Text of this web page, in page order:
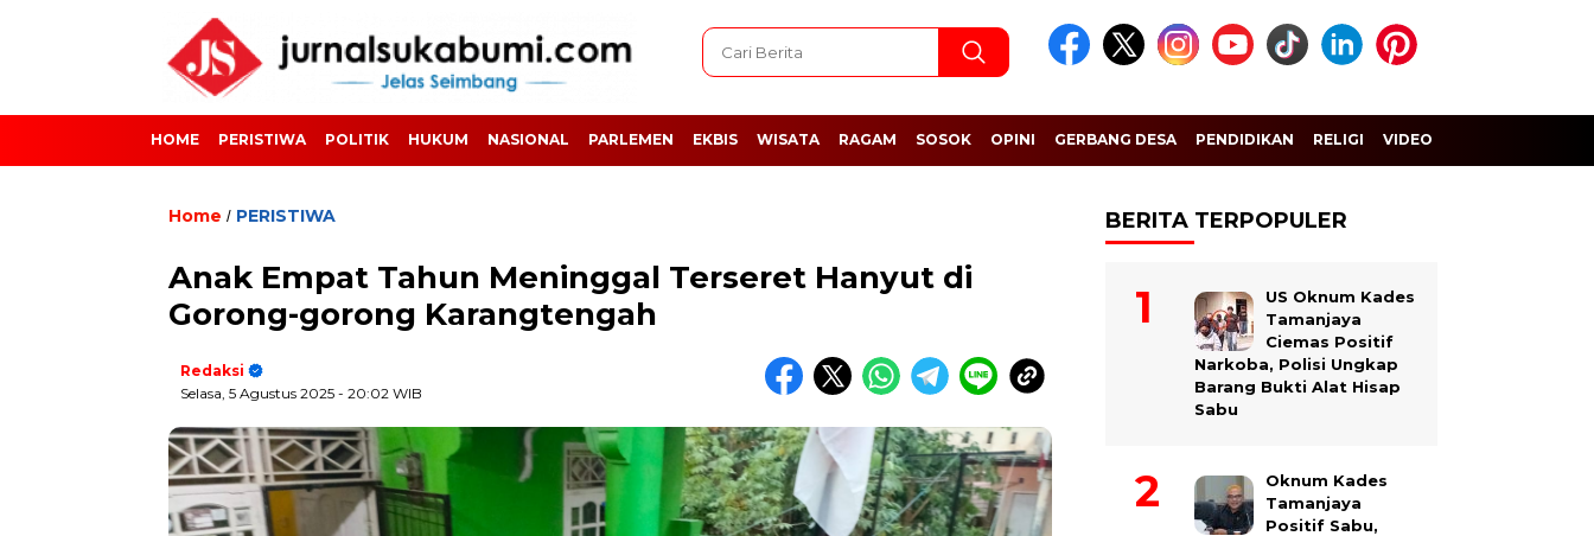
HOME PERISTIWA POLITIK HUKUM NASIONAL PARLEMEN EKBIS WISATA RAGAM SOSOK OPINI GERBANG DESA PENDIDIKAN RELIGI VIDEO
Home / PERISTIWA
Anak Empat Tahun Meninggal Terseret Hanyut di
Gorong-gorong Karangtengah
Redaksi
Selasa, 5 Agustus 2025 - 20:02 WIB
BERITA TERPOPULER
US Oknum Kades
Tamanjaya
Ciemas Positif
Narkoba, Polisi Ungkap
Barang Bukti Alat Hisap
Sabu
Oknum Kades
Tamanjaya
Positif Sabu,